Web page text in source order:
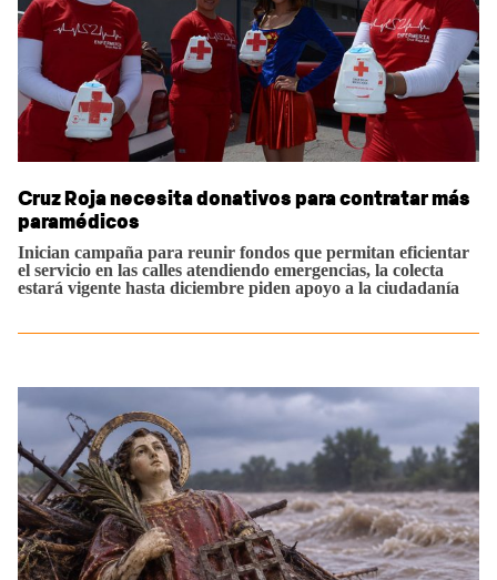
Cruz Roja necesita donativos para contratar más
paramédicos
Inician campaña para reunir fondos que permitan eficientar
el servicio en las calles atendiendo emergencias, la colecta
estará vigente hasta diciembre piden apoyo a la ciudadanía